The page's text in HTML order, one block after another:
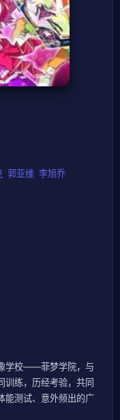
郭亚维 李旭乔
学校——菲梦学院，与
训练，历经考验，共同
能测试、意外频出的广